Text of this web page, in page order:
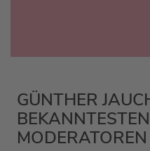
GÜNTHER
MODERATOREN